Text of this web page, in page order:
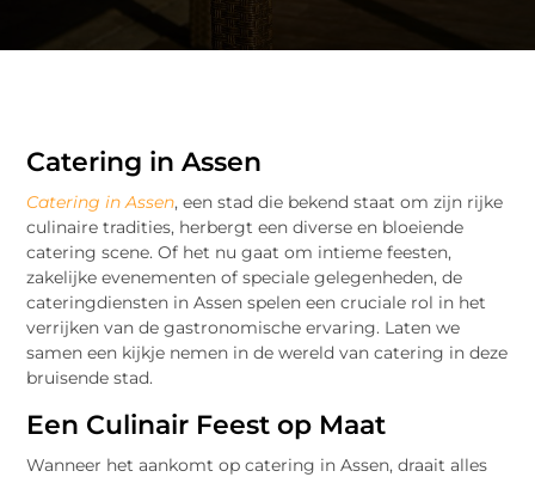
Catering in Assen
Catering in Assen, een stad die bekend staat om zijn rijke
culinaire tradities, herbergt een diverse en bloeiende
catering scene. Of het nu gaat om intieme feesten,
zakelijke evenementen of speciale gelegenheden, de
cateringdiensten in Assen spelen een cruciale rol in het
verrijken van de gastronomische ervaring. Laten we
samen een kijkje nemen in de wereld van catering in deze
bruisende stad.
Een Culinair Feest op Maat
Wanneer het aankomt op catering in Assen, draait alles